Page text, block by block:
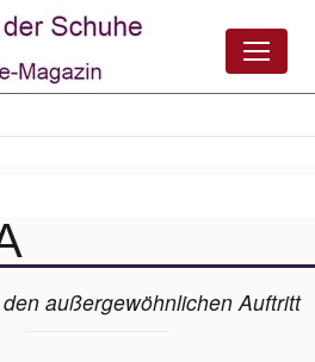
außergewöhnlichen Auftritt